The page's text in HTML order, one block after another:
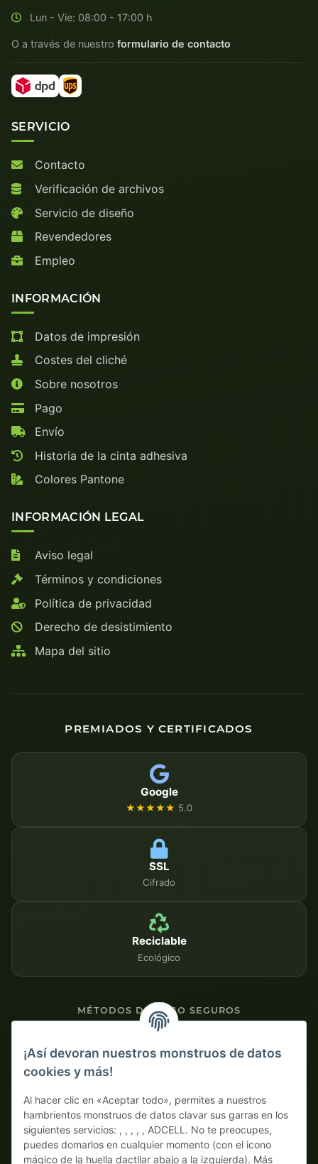
Lun - Vie: 08:00 - 17:00 h
O a través de nuestro formulario de contacto
SERVICIO
Contacto
Verificación de archivos
Servicio de diseño
Revendedores
Empleo
INFORMACIÓN
Datos de impresión
Costes del cliché
Sobre nosotros
Pago
Envío
Historia de la cinta adhesiva
Colores Pantone
INFORMACIÓN LEGAL
Aviso legal
Términos y condiciones
Política de privacidad
Derecho de desistimiento
Mapa del sitio
PREMIADOS Y CERTIFICADOS
Google
★★★★★ 5.0
SSL
Cifrado
Reciclable
Ecológico
MÉTODOS DE PAGO SEGUROS
Pago por adelantado con descuento
¡Así devoran nuestros monstruos de datos
cookies y más!
Al hacer clic en «Aceptar todo», permites a nuestros
hambrientos monstruos de datos clavar sus garras en los
siguientes servicios: , , , , , ADCELL. No te preocupes,
puedes domarlos en cualquier momento (con el icono
mágico de la huella dactilar abajo a la izquierda). Más